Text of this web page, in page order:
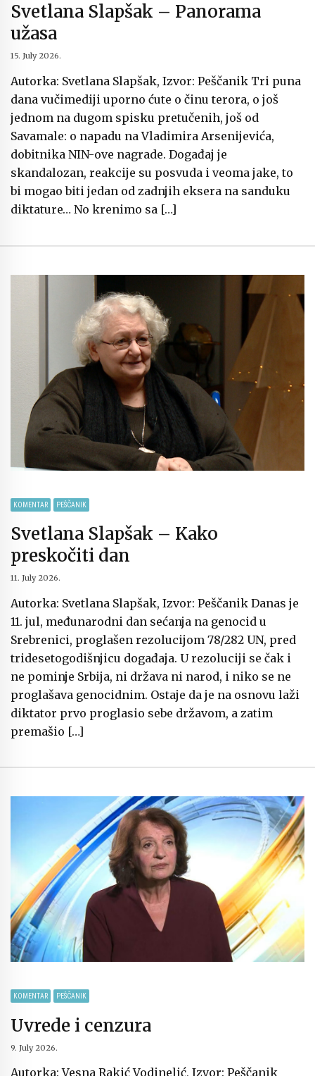
Svetlana Slapšak – Panorama
užasa
15. July 2026.
Autorka: Svetlana Slapšak, Izvor: Peščanik Tri puna
dana vučimediji uporno ćute o činu terora, o još
jednom na dugom spisku pretučenih, još od
Savamale: o napadu na Vladimira Arsenijevića,
dobitnika NIN-ove nagrade. Događaj je
skandalozan, reakcije su posvuda i veoma jake, to
bi mogao biti jedan od zadnjih eksera na sanduku
diktature… No krenimo sa […]
KOMENTAR PEŠČANIK
Svetlana Slapšak – Kako
preskočiti dan
11. July 2026.
Autorka: Svetlana Slapšak, Izvor: Peščanik Danas je
11. jul, međunarodni dan sećanja na genocid u
Srebrenici, proglašen rezolucijom 78/282 UN, pred
tridesetogodišnjicu događaja. U rezoluciji se čak i
ne pominje Srbija, ni država ni narod, i niko se ne
proglašava genocidnim. Ostaje da je na osnovu laži
diktator prvo proglasio sebe državom, a zatim
premašio […]
KOMENTAR PEŠČANIK
Uvrede i cenzura
9. July 2026.
Autorka: Vesna Rakić Vodinelić, Izvor: Peščanik